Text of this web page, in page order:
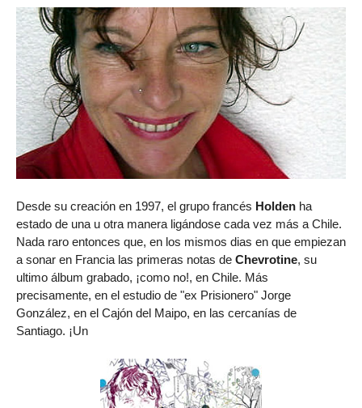
Desde su creación en 1997, el grupo francés Holden ha
estado de una u otra manera ligándose cada vez más a Chile.
Nada raro entonces que, en los mismos dias en que empiezan
a sonar en Francia las primeras notas de Chevrotine, su
ultimo álbum grabado, ¡como no!, en Chile. Más
precisamente, en el estudio de "ex Prisionero" Jorge
González, en el Cajón del Maipo, en las cercanías de
Santiago. ¡Un